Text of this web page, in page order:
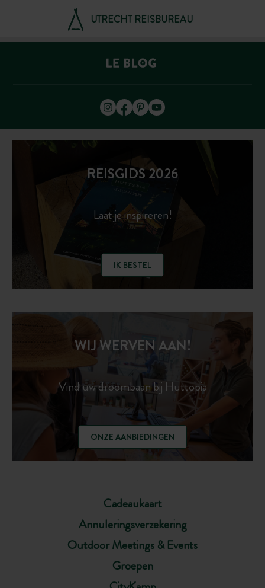
UTRECHT REISBUREAU
REISGIDS 2026
Laat je inspireren!
IK BESTEL
Cadeaukaart
Annuleringsverzekering
Outdoor Meetings & Events
Groepen
WIJ WERVEN AAN!
Vind uw droombaan bij Huttopia
ONZE AANBIEDINGEN